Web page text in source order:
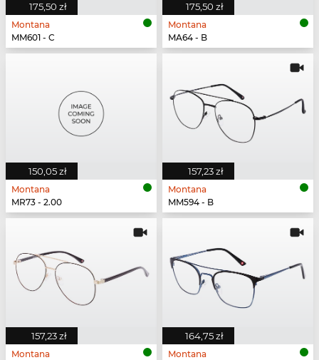
175,50 zł
Montana
MM601 - C
175,50 zł
Montana
MA64 - B
150,05 zł
Montana
MR73 - 2.00
157,23 zł
Montana
MM594 - B
157,23 zł
Montana
164,75 zł
Montana